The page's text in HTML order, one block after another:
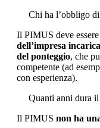
Chi ha l’obbligo
Il PIMUS deve
dell’impresa
del ponteggio, che
competente (ad
con esperienza).
Quanti anni dura
Il PIMUS non ha